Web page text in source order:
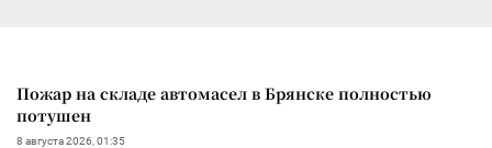
Пожар на складе автомасел в Брянске полностью
потушен
8 августа 2026, 01:35